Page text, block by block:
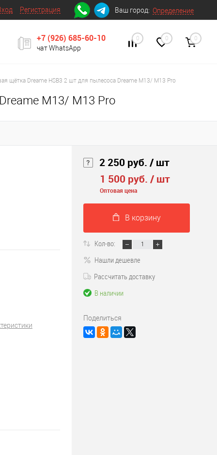
Регистрация Ваш город: Определение
+7 (926) 685-60-10
чат WhatsApp
0 0 0
щётка Dreame HSB3 2 шт для пылесоса Dreame M13/ M13 Pro
M13/ M13 Pro
2 250 руб. / шт
1 500 руб. / шт
Оптовая цена
В корзину
Кол-во:
Нашли дешевле
Рассчитать доставку
В наличии
Поделиться